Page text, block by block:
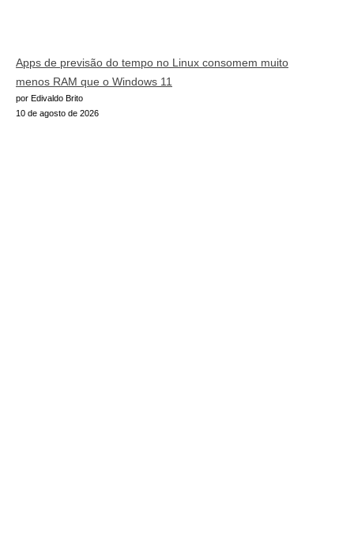
Apps de previsão do tempo no Linux consomem muito
menos RAM que o Windows 11
por Edivaldo Brito
10 de agosto de 2026